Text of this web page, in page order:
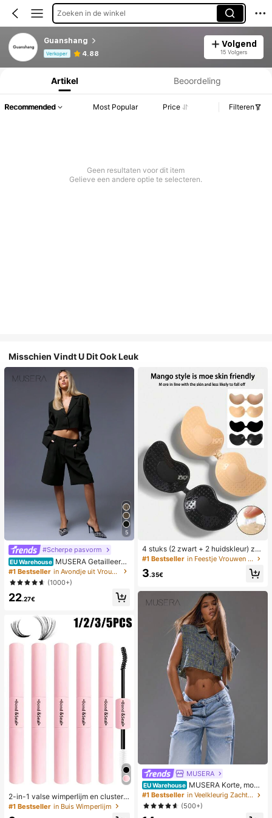
Zoeken in de winkel
Guanshang
Verkoper 4.88
Volgend
15 Volgers
Productinformatie: Prijsopenbaring, Verkoop- en Voorraadgegevens.
Artikel Beoordeling
Recommended Most Popular Price Filteren
Geen resultaten voor dit item
Gelieve een andere optie te selecteren.
Misschien Vindt U Dit Ook Leuk
5
#Scherpe pasvorm
EU Warehouse MUSERA Getailleerde
shorts met lage taille voor de zome
r, smart casual, elegant en schattig,
perfect voor vakantie, werk, kantoo
r, herfst en lente.
#1 Bestseller
in Avondje uit Vrouwen Shorts
(1000+)
22.27€
2-in-1 valse wimperlijm en clusterw
imperlijm, 1/2/3/5 stuks/verpakking,
ultra sterk en langdurig, anti-uitval,
#1 Bestseller in Buis Wimperlijm
4 stuks (2 zwart + 2 huidskleur) zel
fklevende onzichtbare siliconen bh
-pads, strapless en rugloos, verzam
elende borstcups voor bruiloften, of
#1 Bestseller in Feestje Vrouwen Sticky BH
3.35€
MUSERA
EU Warehouse MUSERA Korte, mou
wloze blouse met knoopjes en ruitj
espatroon, streetwear, Y2K, coole
meid, stad, terug naar school, elega
#1 Bestseller
in Veelkleurig Zachte kantoorblouses
(500+)